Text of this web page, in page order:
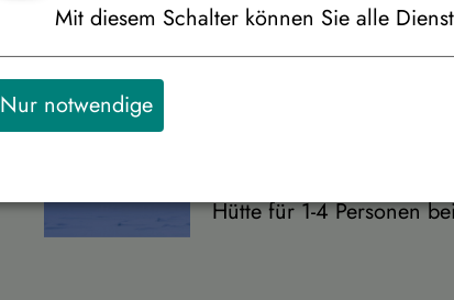
Hütte für 1-4 Personen
Hütte für 1-4 Personen
Mit diesem Schalter können Sie alle
Nur notwendige